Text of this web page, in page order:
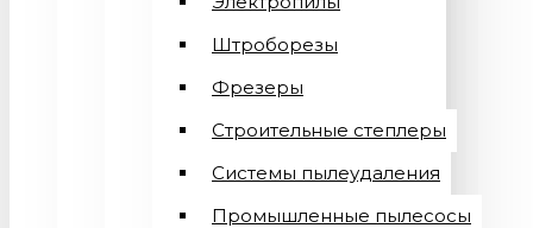
Штроборезы
Фрезеры
Строительные степлеры
Системы пылеудаления
Промышленные пылесосы